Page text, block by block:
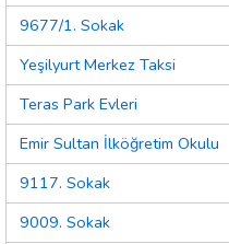
9677/1. Sokak
Yeşilyurt Merkez Taksi
Teras Park Evleri
Emir Sultan İlköğretim Okulu
9117. Sokak
9009. Sokak